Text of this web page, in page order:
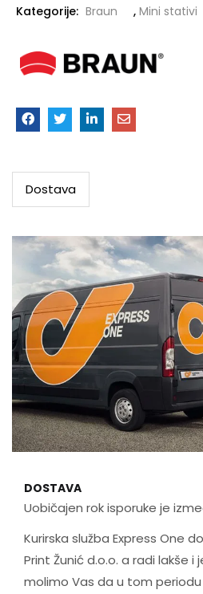
Kategorije: Braun , Mini stativi
Dostava
DOSTAVA
Uobičajen rok isporuke je
Kurirska služba Express One
Print Žunić d.o.o. a radi lakše
molimo Vas da u tom